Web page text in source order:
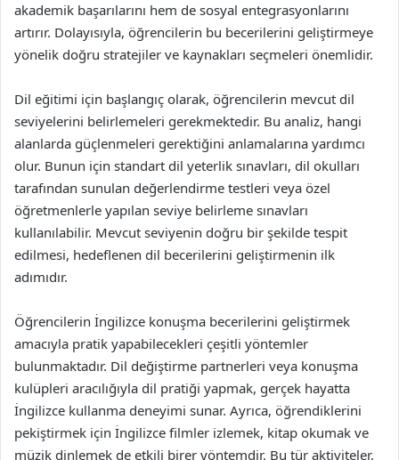
akademik başarılarını hem de sosyal entegrasyonlarını
artırır. Dolayısıyla, öğrencilerin bu becerilerini geliştirmeye
yönelik doğru stratejiler ve kaynakları seçmeleri önemlidir.
Dil eğitimi için başlangıç olarak, öğrencilerin mevcut dil
seviyelerini belirlemeleri gerekmektedir. Bu analiz, hangi
alanlarda güçlenmeleri gerektiğini anlamalarına yardımcı
olur. Bunun için standart dil yeterlik sınavları, dil okulları
tarafından sunulan değerlendirme testleri veya özel
öğretmenlerle yapılan seviye belirleme sınavları
kullanılabilir. Mevcut seviyenin doğru bir şekilde tespit
edilmesi, hedeflenen dil becerilerini geliştirmenin ilk
adımıdır.
Öğrencilerin İngilizce konuşma becerilerini geliştirmek
amacıyla pratik yapabilecekleri çeşitli yöntemler
bulunmaktadır. Dil değiştirme partnerleri veya konuşma
kulüpleri aracılığıyla dil pratiği yapmak, gerçek hayatta
İngilizce kullanma deneyimi sunar. Ayrıca, öğrendiklerini
pekiştirmek için İngilizce filmler izlemek, kitap okumak ve
müzik dinlemek de etkili birer yöntemdir. Bu tür aktiviteler,